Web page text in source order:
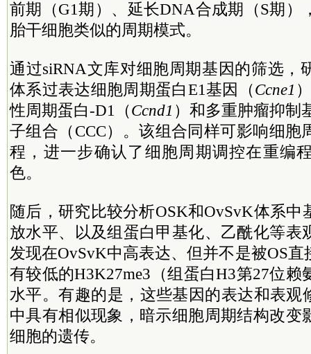
前期（G1期）、延长DNA合成期（S期）
胎干细胞类似的周期模式。
通过siRNA文库对细胞周期基因的筛选，
体系过表达细胞周期蛋白E1基因（Ccne1
性周期蛋白-D1（Ccnd1 ）和多重肿瘤抑制
子组合（CCC）。该组合同样可影响细胞
程，进一步确认了细胞周期调控在重编
色。
随后，研究比较分析OSK和OvSvK体系中
放水平、以及组蛋白甲基化、乙酰化等表
发现在OvSvK中高表达、但并不是被OS
有较低的H3K27me3（组蛋白H3第27位赖
水平。有趣的是，这些基因的表达和表观
中具有相似现象，暗示细胞周期结构改变
细胞的遗传。